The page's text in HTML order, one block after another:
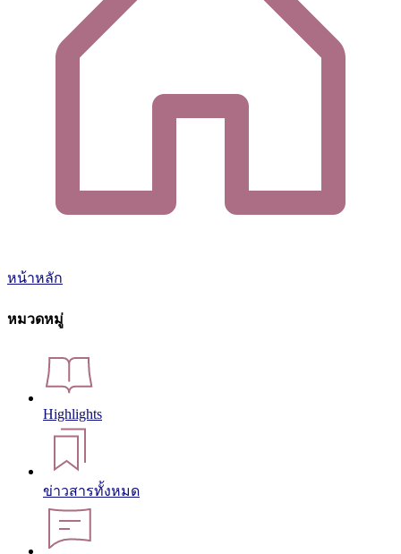
หน้าหลัก
หมวดหมู่
Highlights
ข่าวสารทั้งหมด